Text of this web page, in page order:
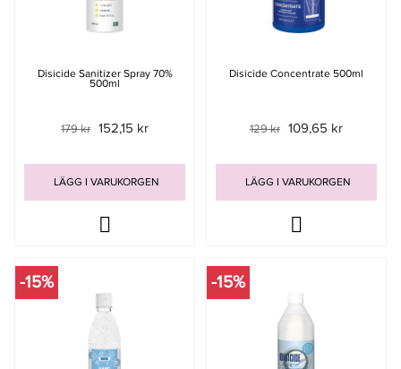
Disicide Sanitizer Spray 70%
500ml
179 kr 152,15 kr
LÄGG I VARUKORGEN
Disicide Concentrate 500ml
129 kr 109,65 kr
LÄGG I VARUKORGEN
-15% -15%